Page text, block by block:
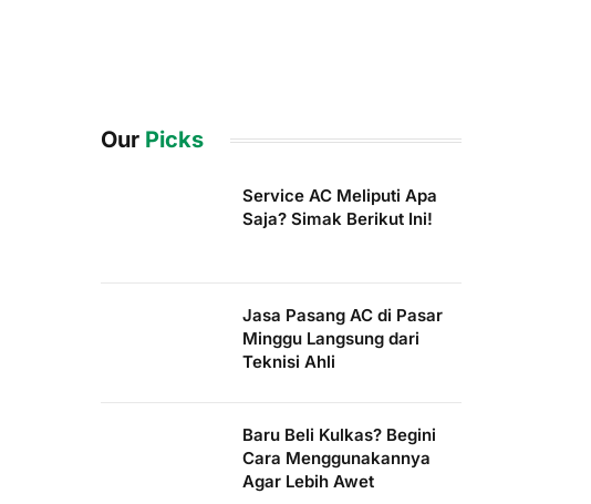
Our Picks
Service AC Meliputi Apa
Saja? Simak Berikut Ini!
Jasa Pasang AC di Pasar
Minggu Langsung dari
Teknisi Ahli
Baru Beli Kulkas? Begini
Cara Menggunakannya
Agar Lebih Awet